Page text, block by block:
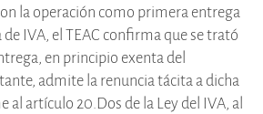
la operación como primera entrega
IVA, el TEAC confirma que se trató
en principio exenta del
admite la renuncia tácita a dicha
al artículo 20.Dos de la Ley del IVA, al